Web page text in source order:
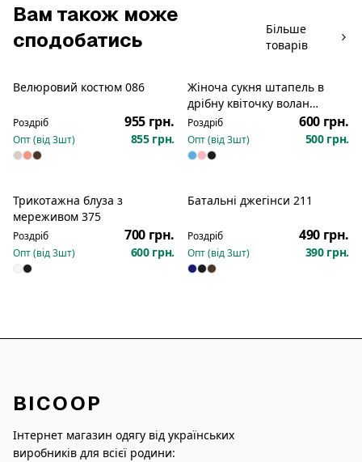
Вам також може
сподобатись
Більше
товарів
Велюровий костюм 086
Роздріб 955 грн.
Опт (від3шт) 855 грн.
Жіноча сукня штапель в
дрібну квіточку волан
широкий знизу короткий
рукав 351
Роздріб 600 грн.
Опт (від3шт) 500 грн.
Трикотажна блуза з
мереживом 375
Роздріб 700 грн.
Опт (від3шт) 600 грн.
Батальні джегінси 211
Роздріб 490 грн.
Опт (від3шт) 390 грн.
BICOOP
Інтернет магазин одягу від українських
виробників для всієї родини: